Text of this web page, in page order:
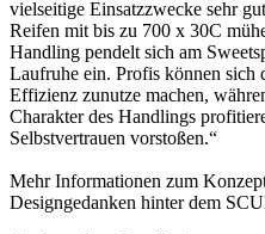
vielseitige Einsatzzwecke sehr
Reifen mit bis zu 700 x 30C
Handling pendelt sich am
Laufruhe ein. Profis können sich
Effizienz zunutze machen,
Charakter des Handlings
Selbstvertrauen vorstoßen.“
Mehr Informationen zum
Designgedanken hinter dem